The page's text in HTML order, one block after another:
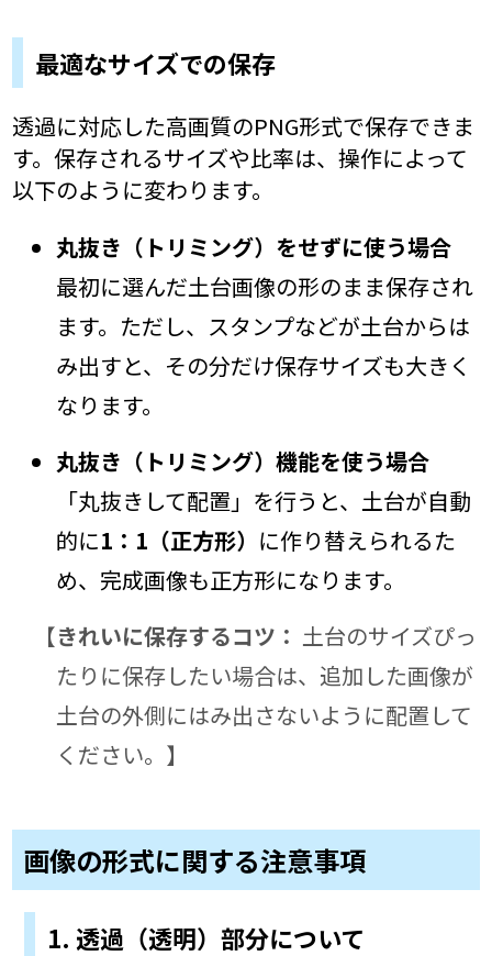
最適なサイズでの保存
透過に対応した高画質のPNG形式で保存できま
す。保存されるサイズや比率は、操作によって
以下のように変わります。
丸抜き（トリミング）をせずに使う場合
最初に選んだ土台画像の形のまま保存され
ます。ただし、スタンプなどが土台からは
み出すと、その分だけ保存サイズも大きく
なります。
丸抜き（トリミング）機能を使う場合
「丸抜きして配置」を行うと、土台が自動
的に1：1（正方形） に作り替えられるた
め、完成画像も正方形になります。
きれいに保存するコツ： 土台のサイズぴっ
たりに保存したい場合は、追加した画像が
土台の外側にはみ出さないように配置して
ください。】
画像の形式に関する注意事項
1. 透過（透明）部分について